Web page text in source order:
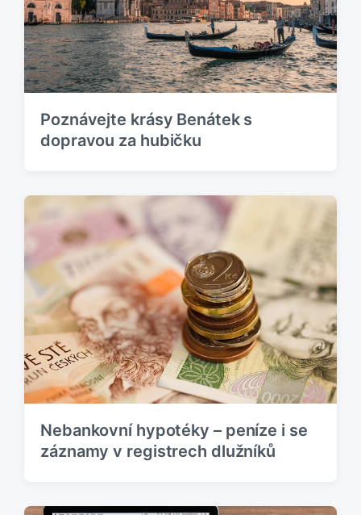
Poznávejte krásy Benátek s
dopravou za hubičku
Nebankovní hypotéky – peníze i se
záznamy v registrech dlužníků